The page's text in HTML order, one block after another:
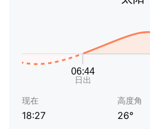
现在
18:27
高度角
26°